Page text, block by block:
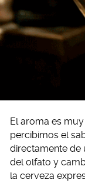
El aroma es
percibimos el
directamente de
del olfato y
la cerveza